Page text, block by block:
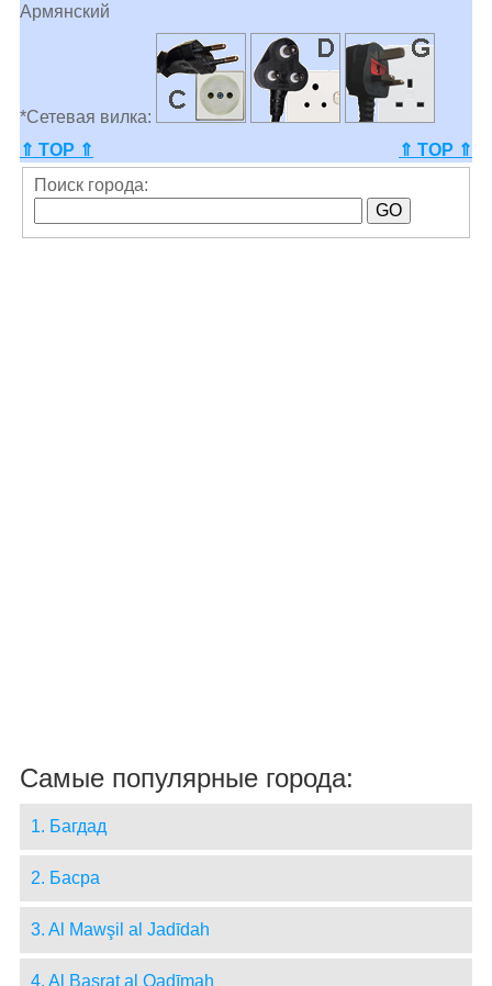
Армянский
*Сетевая вилка:
⇑ TOP ⇑
⇑ TOP ⇑
Поиск города:
Самые популярные города:
1. Багдад
2. Басра
3. Al Mawşil al Jadīdah
4. Al Başrat al Qadīmah